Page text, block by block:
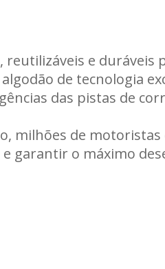
e duráveis
de tecnologia
das pistas de
milhões de
garantir o máximo